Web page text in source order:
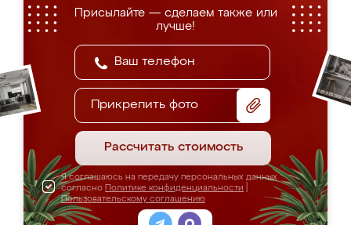
Присылайте — сделаем также или
лучше!
Прикрепить фото
Рассчитать стоимость
Я соглашаюсь на передачу персональных данных
согласно Политике конфиденциальности
Пользовательскому соглашению